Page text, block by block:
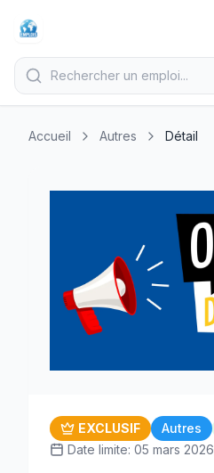
Accueil Autres Détail
EXCLUSIF Autres
Date limite: 05 mars 2026